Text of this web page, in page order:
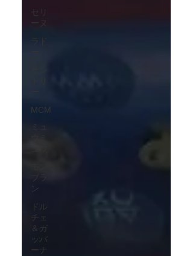
セリ
ーヌ
ラド
MCM
ミュ
ン
ドル
チェ
＆ガ
ッバ
ーナ